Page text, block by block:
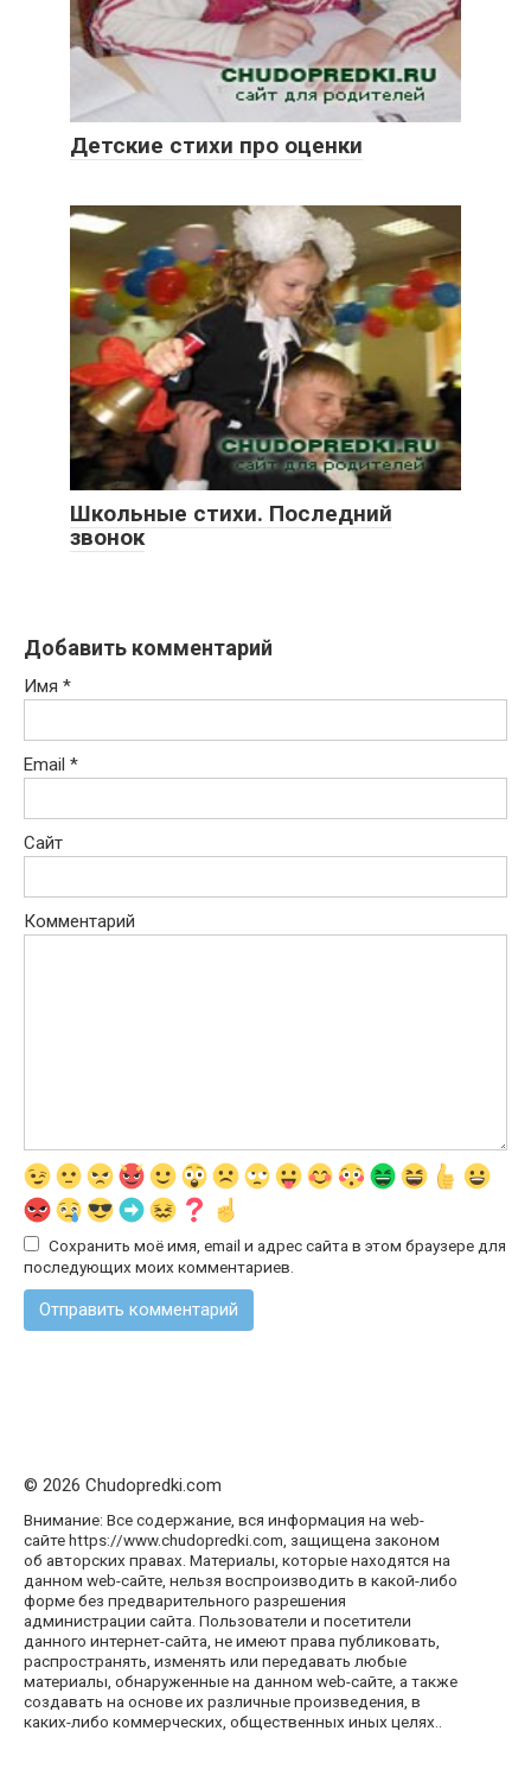
Детские стихи про оценки
Школьные стихи. Последний
звонок
Добавить комментарий
Имя *
Email *
Сайт
Комментарий
Сохранить моё имя, email и адрес сайта в этом браузере для
последующих моих комментариев.
© 2026 Chudopredki.com
Внимание: Все содержание, вся информация на web-
сайте https://www.chudopredki.com, защищена законом
об авторских правах. Материалы, которые находятся на
данном web-сайте, нельзя воспроизводить в какой-либо
форме без предварительного разрешения
администрации сайта. Пользователи и посетители
данного интернет-сайта, не имеют права публиковать,
распространять, изменять или передавать любые
материалы, обнаруженные на данном web-сайте, а также
создавать на основе их различные произведения, в
каких-либо коммерческих, общественных иных целях..